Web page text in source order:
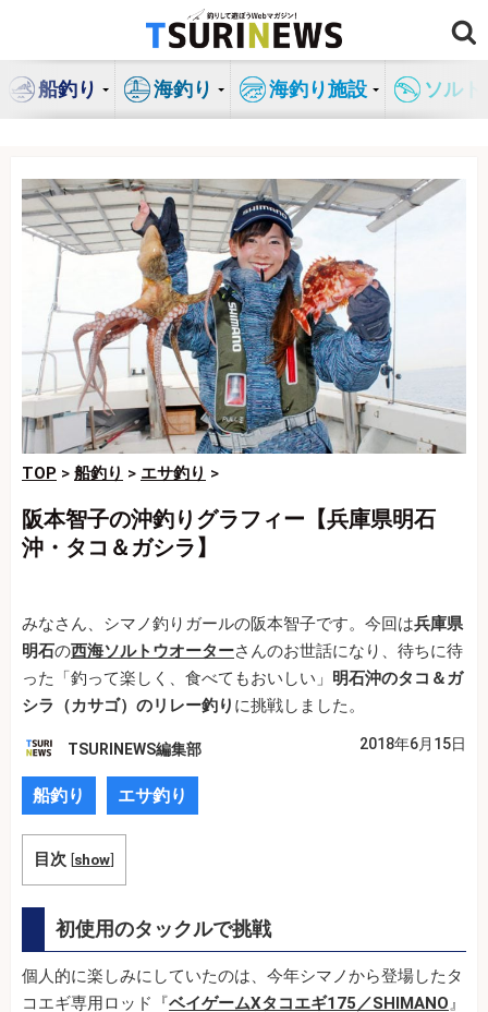
ン
船釣り 海釣り 海釣り施設 ソル
TOP > 船釣り > エサ釣り >
阪本智子の沖釣りグラフィー【兵庫県明石
沖・タコ＆ガシラ】
みなさん、シマノ釣りガールの阪本智子です。今回は兵庫県
明石の西海ソルトウオーターさんのお世話になり、待ちに待
った「釣って楽しく、食べてもおいしい」 明石沖のタコ＆ガ
シラ（カサゴ）のリレー釣り に挑戦しました。
TSURINEWS編集部 2018年6月15日
船釣り エサ釣り
目次 [show]
初使用のタックルで挑戦
個人的に楽しみにしていたのは、今年シマノから登場したタ
コエギ専用ロッド『ベイゲームXタコエギ175／SHIMANO』